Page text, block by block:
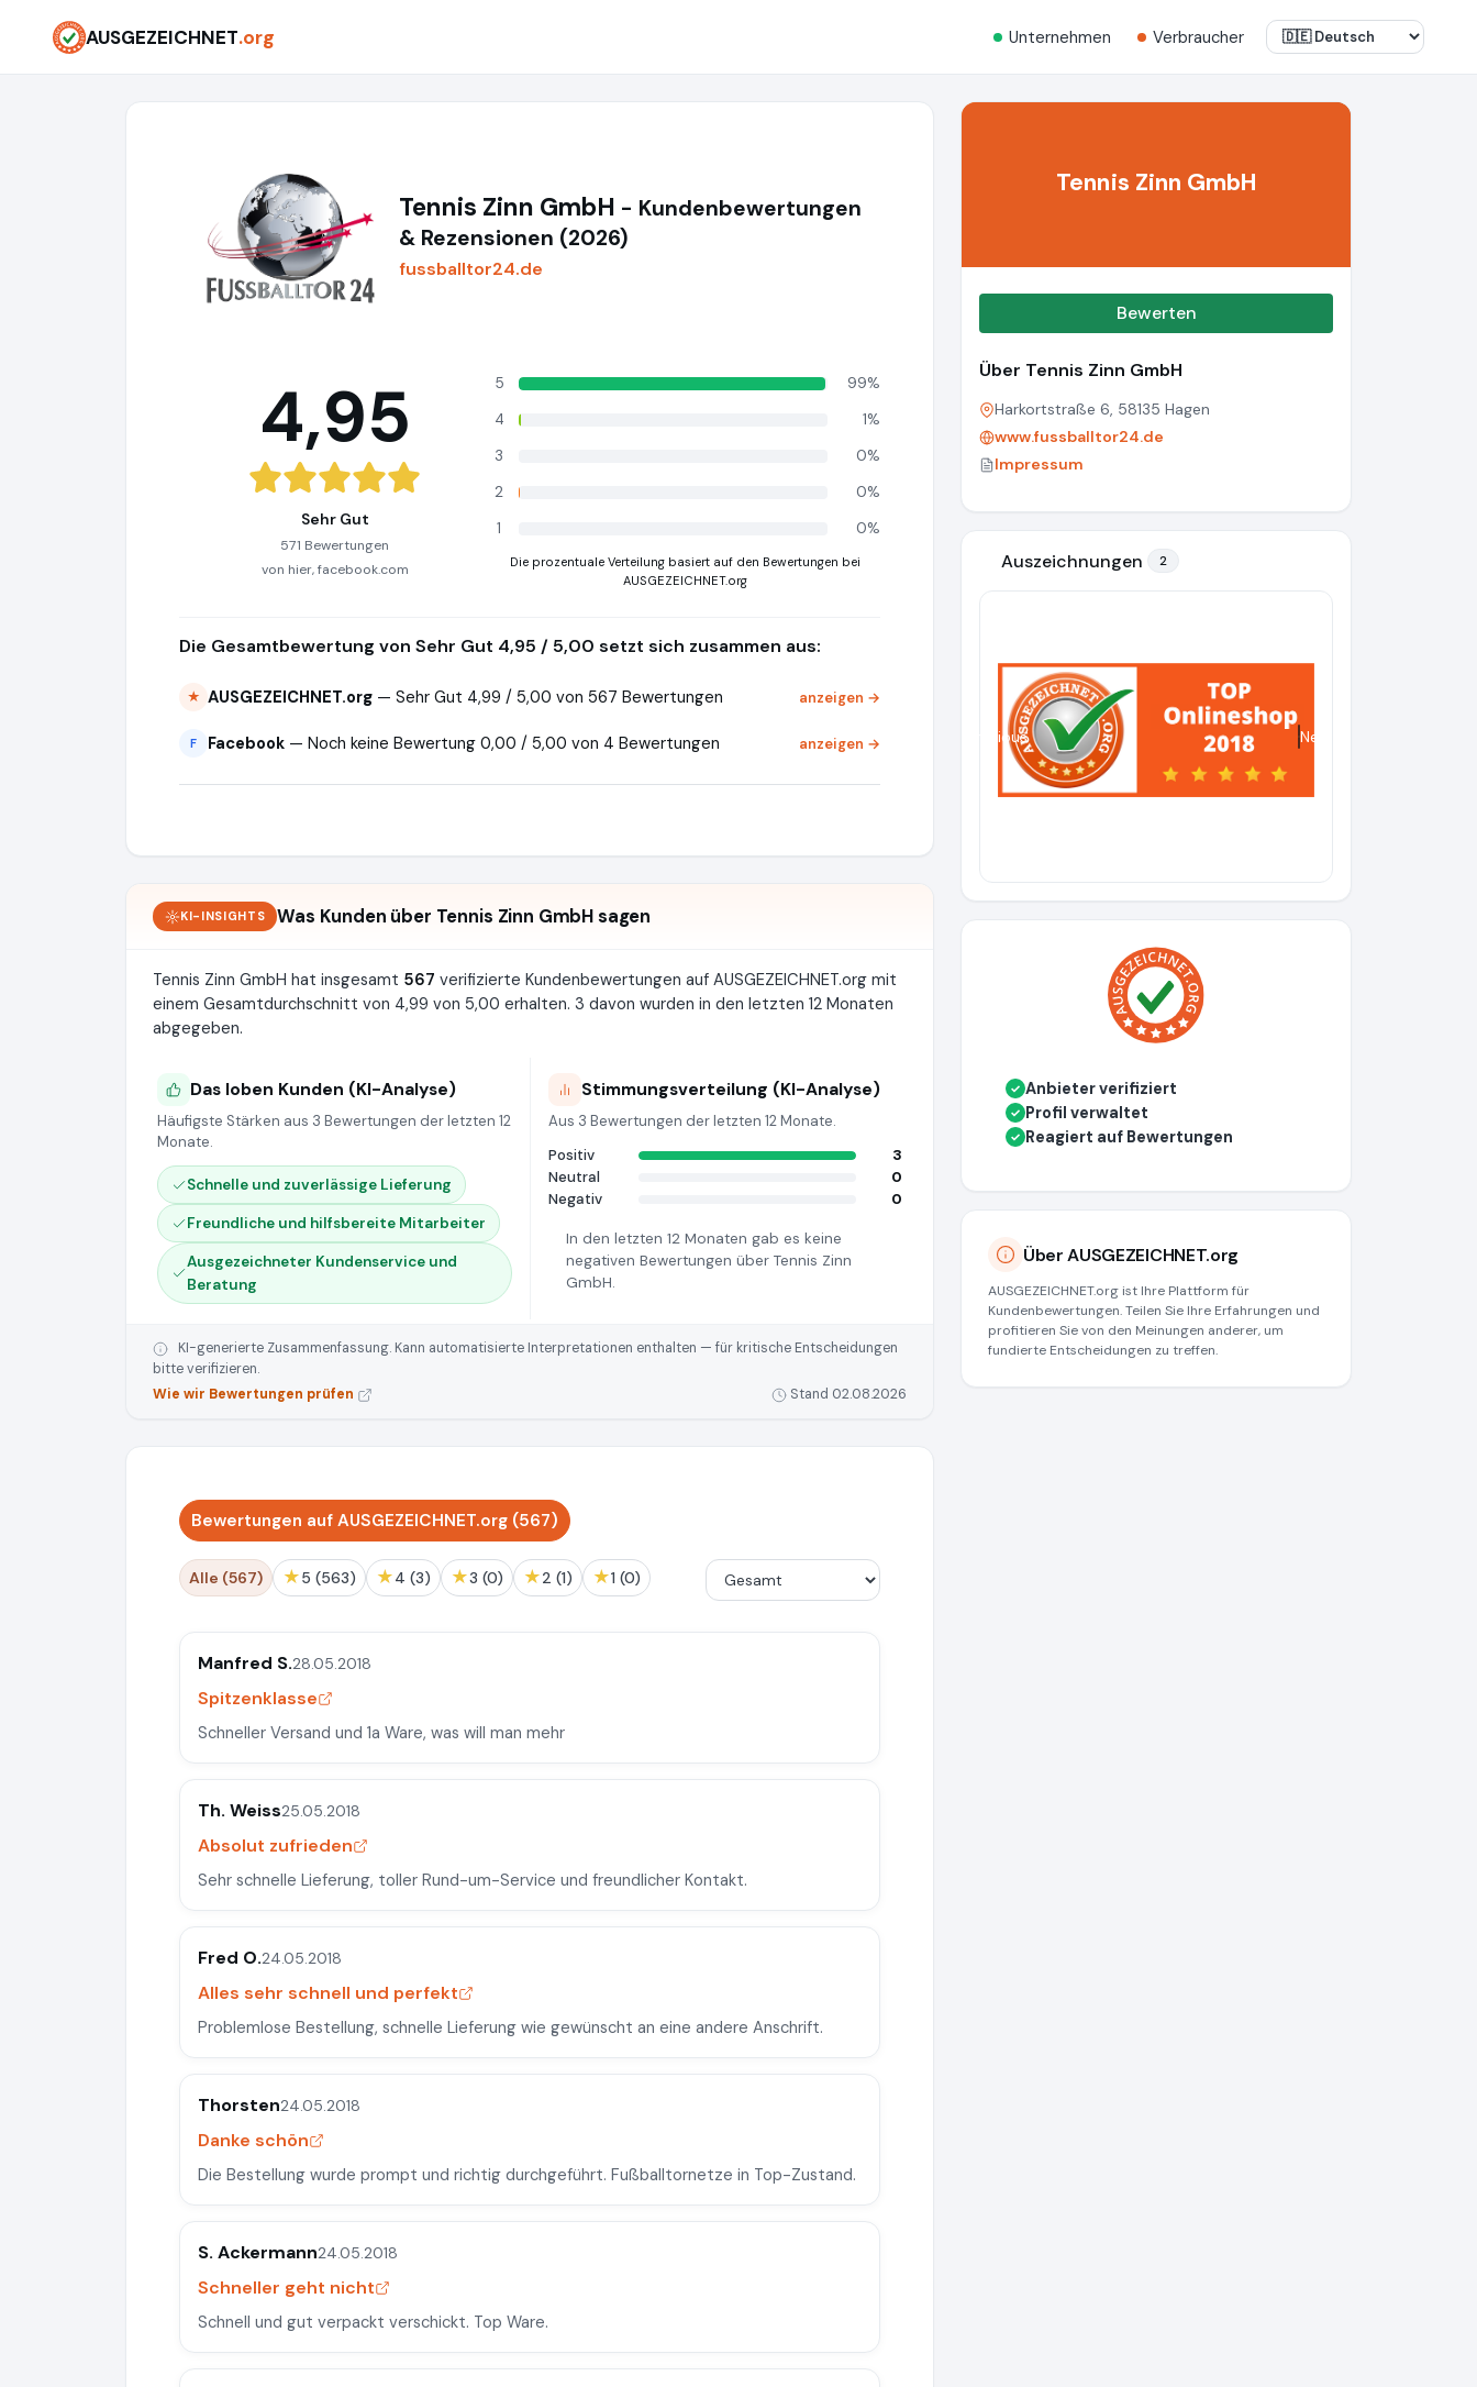
AUSGEZEICHNET.org Unternehmen Verbraucher
Tennis Zinn GmbH - Kundenbewertungen
& Rezensionen (2026)
fussballtor24.de
4,95
Sehr Gut
571 Bewertungen
von hier, facebook.com
5
99%
4
1%
3
0%
2
0%
1
0%
Die prozentuale Verteilung basiert auf den Bewertungen bei
AUSGEZEICHNET.org
Die Gesamtbewertung von Sehr Gut 4,95 / 5,00 setzt sich zusammen aus:
★ AUSGEZEICHNET.org — Sehr Gut 4,99 / 5,00 von 567 Bewertungen anzeigen →
F Facebook — Noch keine Bewertung 0,00 / 5,00 von 4 Bewertungen anzeigen →
KI-INSIGHTS Was Kunden über Tennis Zinn GmbH sagen
Tennis Zinn GmbH hat insgesamt 567 verifizierte Kundenbewertungen auf AUSGEZEICHNET.org mit
einem Gesamtdurchschnitt von 4,99 von 5,00 erhalten. 3 davon wurden in den letzten 12 Monaten
abgegeben.
Das loben Kunden (KI-Analyse)
Häufigste Stärken aus 3 Bewertungen der letzten 12
Monate.
Schnelle und zuverlässige Lieferung
Freundliche und hilfsbereite Mitarbeiter
Ausgezeichneter Kundenservice und
Beratung
Stimmungsverteilung (KI-Analyse)
Aus 3 Bewertungen der letzten 12 Monate.
Positiv
3
Neutral
0
Negativ
0
In den letzten 12 Monaten gab es keine
negativen Bewertungen über Tennis Zinn
GmbH.
KI-generierte Zusammenfassung. Kann automatisierte Interpretationen enthalten — für kritische Entscheidungen
bitte verifizieren.
Wie wir Bewertungen prüfen
Stand 02.08.2026
Bewertungen auf AUSGEZEICHNET.org (567)
Alle (567) ★ 5 (563) ★ 4 (3) ★ 3 (0) ★ 2 (1) ★ 1 (0)
Manfred S.28.05.2018
Spitzenklasse
Schneller Versand und 1a Ware, was will man mehr
Th. Weiss25.05.2018
Absolut zufrieden
Sehr schnelle Lieferung, toller Rund-um-Service und freundlicher Kontakt.
Fred O.24.05.2018
Alles sehr schnell und perfekt
Problemlose Bestellung, schnelle Lieferung wie gewünscht an eine andere Anschrift.
Thorsten24.05.2018
Danke schön
Die Bestellung wurde prompt und richtig durchgeführt. Fußballtornetze in Top-Zustand.
S. Ackermann24.05.2018
Schneller geht nicht
Schnell und gut verpackt verschickt. Top Ware.
Tennis Zinn GmbH
Bewerten
Über Tennis Zinn GmbH
Harkortstraße 6, 58135 Hagen
www.fussballtor24.de
Impressum
Auszeichnungen 2
Previous Next
✓ Anbieter verifiziert
✓ Profil verwaltet
✓ Reagiert auf Bewertungen
Über AUSGEZEICHNET.org
AUSGEZEICHNET.org ist Ihre Plattform für
Kundenbewertungen. Teilen Sie Ihre Erfahrungen und
profitieren Sie von den Meinungen anderer, um
fundierte Entscheidungen zu treffen.